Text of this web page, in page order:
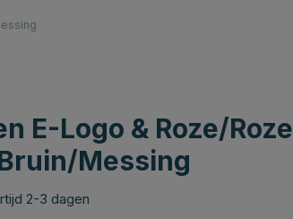
E-Logo & Roze/Roze
Messing
2-3 dagen